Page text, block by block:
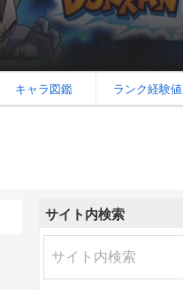
キャラ図鑑 ランク経験値
サイト内検索